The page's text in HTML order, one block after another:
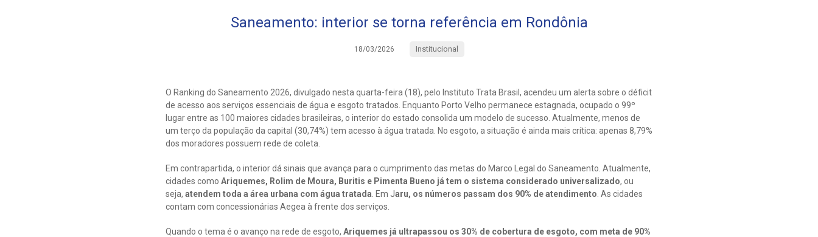
Saneamento: interior se torna referência em Rondônia
18/03/2026 Institucional
O Ranking do Saneamento 2026, divulgado nesta quarta-feira (18), pelo Instituto Trata Brasil, acendeu um alerta sobre o déficit
de acesso aos serviços essenciais de água e esgoto tratados. Enquanto Porto Velho permanece estagnada, ocupado o 99º
lugar entre as 100 maiores cidades brasileiras, o interior do estado consolida um modelo de sucesso. Atualmente, menos de
um terço da população da capital (30,74%) tem acesso à água tratada. No esgoto, a situação é ainda mais crítica: apenas 8,79%
dos moradores possuem rede de coleta.
Em contrapartida, o interior dá sinais que avança para o cumprimento das metas do Marco Legal do Saneamento. Atualmente,
cidades como Ariquemes, Rolim de Moura, Buritis e Pimenta Bueno já tem o sistema considerado universalizado, ou
seja, atendem toda a área urbana com água tratada . Em Jaru, os números passam dos 90% de atendimento . As cidades
contam com concessionárias Aegea à frente dos serviços.
Quando o tema é o avanço na rede de esgoto, Ariquemes já ultrapassou os 30% de cobertura de esgoto, com meta de 90%